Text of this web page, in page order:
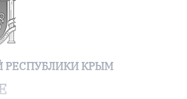
РЕСПУБЛИКИ КРЫМ